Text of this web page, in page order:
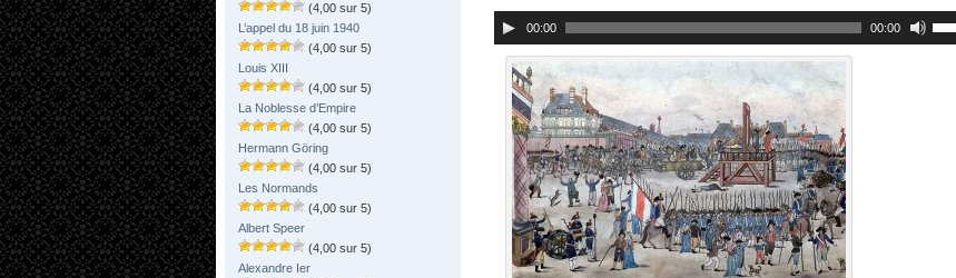
(4,00 sur 5)
L’appel du 18 juin 1940
(4,00 sur 5)
Louis XIII
(4,00 sur 5)
La Noblesse d’Empire
(4,00 sur 5)
Hermann Göring
(4,00 sur 5)
Les Normands
(4,00 sur 5)
Albert Speer
(4,00 sur 5)
Alexandre Ier
00:00 00:00